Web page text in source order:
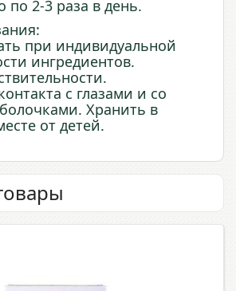
по 2-3 раза в день.
при индивидуальной
ингредиентов.
с глазами и со
Хранить в
от детей.